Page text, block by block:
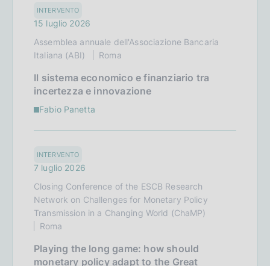
15 luglio 2026
Assemblea annuale dell'Associazione Bancaria
Italiana (ABI)
Roma
Il sistema economico e finanziario tra
incertezza e innovazione
Fabio Panetta
INTERVENTO
7 luglio 2026
Closing Conference of the ESCB Research
Network on Challenges for Monetary Policy
Transmission in a Changing World (ChaMP)
Roma
Playing the long game: how should
monetary policy adapt to the Great
INTERVENTO